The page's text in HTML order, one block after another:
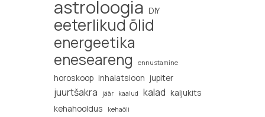
astroloogia DIY
eeterlikud õlid
energeetika
eneseareng
ennustamine
horoskoop inhalatsioon jupiter
juurtšakra jäär kaalud kalad kaljukits
kehahooldus
kehaõli